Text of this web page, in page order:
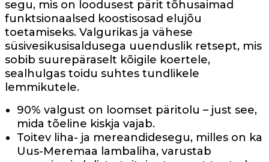
segu, mis on loodusest pärit tõhusaimad
funktsionaalsed koostisosad elujõu
toetamiseks. Valgurikas ja vähese
süsivesikusisaldusega uuenduslik retsept, mis
sobib suurepäraselt kõigile koertele,
sealhulgas toidu suhtes tundlikele
lemmikutele.
90% valgust on loomset päritolu – just see,
mida tõeline kiskja vajab.
Toitev liha- ja mereandidesegu, milles on ka
Uus-Meremaa lambaliha, varustab